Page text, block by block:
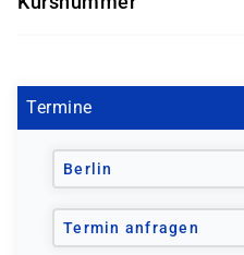
- regionale Einrichtungen
und andere Träger möglich
Termine
Berlin
Termin anfragen